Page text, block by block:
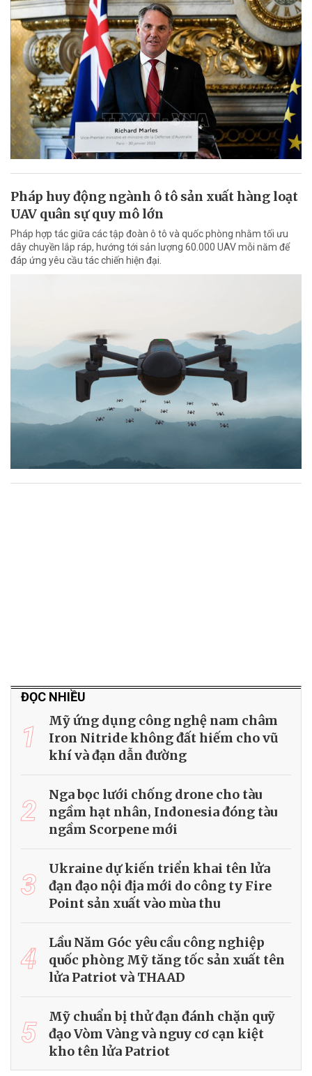
Pháp huy động ngành ô tô sản xuất hàng loạt
UAV quân sự quy mô lớn
Pháp hợp tác giữa các tập đoàn ô tô và quốc phòng nhằm tối ưu
dây chuyền lắp ráp, hướng tới sản lượng 60.000 UAV mỗi năm để
đáp ứng yêu cầu tác chiến hiện đại.
ĐỌC NHIỀU
1
Mỹ ứng dụng công nghệ nam châm
Iron Nitride không đất hiếm cho vũ
khí và đạn dẫn đường
2
Nga bọc lưới chống drone cho tàu
ngầm hạt nhân, Indonesia đóng tàu
ngầm Scorpene mới
3
Ukraine dự kiến triển khai tên lửa
đạn đạo nội địa mới do công ty Fire
Point sản xuất vào mùa thu
4
Lầu Năm Góc yêu cầu công nghiệp
quốc phòng Mỹ tăng tốc sản xuất tên
lửa Patriot và THAAD
5
Mỹ chuẩn bị thử đạn đánh chặn quỹ
đạo Vòm Vàng và nguy cơ cạn kiệt
kho tên lửa Patriot